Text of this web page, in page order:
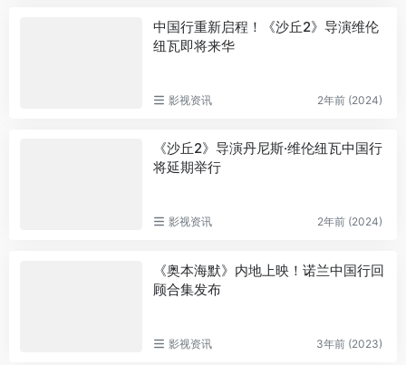
中国行重新启程！《沙丘2》导演维伦
纽瓦即将来华
影视资讯 2年前 (2024)
《沙丘2》导演丹尼斯·维伦纽瓦中国行
将延期举行
影视资讯 2年前 (2024)
《奥本海默》内地上映！诺兰中国行回
顾合集发布
影视资讯 3年前 (2023)